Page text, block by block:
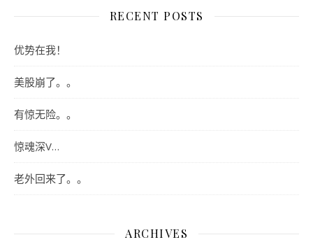
RECENT POSTS
优势在我！
美股崩了。。
有惊无险。。
惊魂深V…
老外回来了。。
ARCHIVES